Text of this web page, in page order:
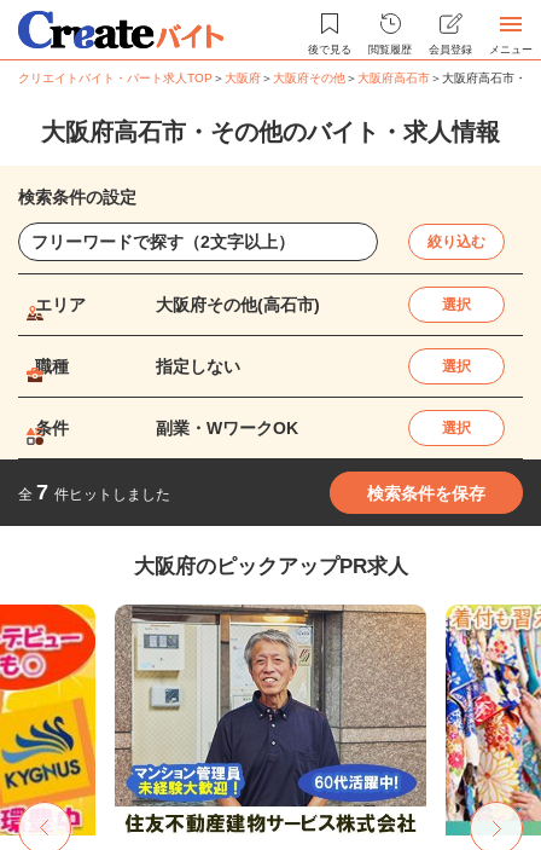
後で見る 閲覧履歴 会員登録 メニュー
クリエイトバイト・パート求人TOP ＞大阪府＞大阪府その他＞大阪府高石市＞大阪府高石市・
大阪府高石市・その他のバイト・求人情報
検索条件の設定
絞り込む
エリア 大阪府その他(高石市) 選択
職種 指定しない 選択
条件 副業・WワークOK 選択
全 7 件ヒットしました 検索条件を保存
大阪府のピックアップPR求人